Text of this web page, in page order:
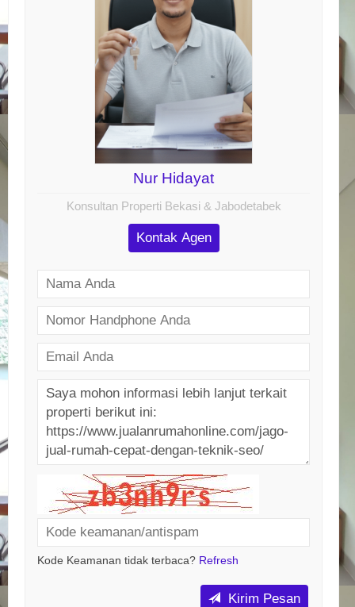
Nur Hidayat
Konsultan Properti Bekasi & Jabodetabek
Kontak Agen
Kode Keamanan tidak terbaca? Refresh
Kirim Pesan